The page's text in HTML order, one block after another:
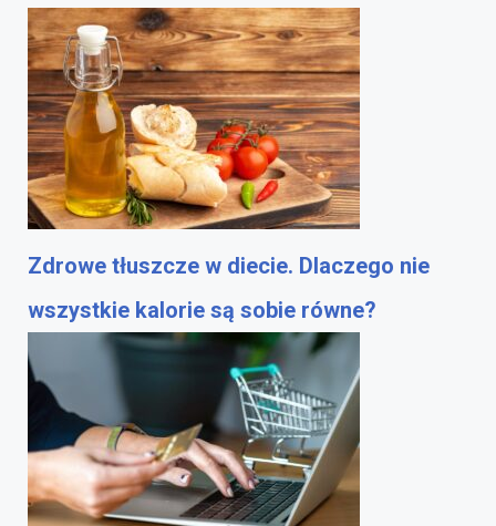
Zdrowe tłuszcze w diecie. Dlaczego nie
wszystkie kalorie są sobie równe?